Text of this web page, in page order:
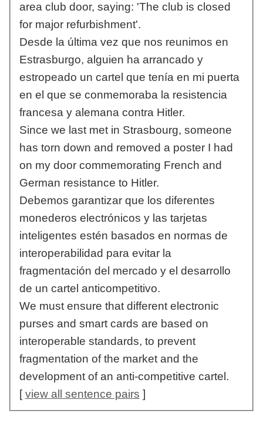
area club door, saying: 'The club is closed
for major refurbishment'.
Desde la última vez que nos reunimos en
Estrasburgo, alguien ha arrancado y
estropeado un cartel que tenía en mi puerta
en el que se conmemoraba la resistencia
francesa y alemana contra Hitler.
Since we last met in Strasbourg, someone
has torn down and removed a poster I had
on my door commemorating French and
German resistance to Hitler.
Debemos garantizar que los diferentes
monederos electrónicos y las tarjetas
inteligentes estén basados en normas de
interoperabilidad para evitar la
fragmentación del mercado y el desarrollo
de un cartel anticompetitivo.
We must ensure that different electronic
purses and smart cards are based on
interoperable standards, to prevent
fragmentation of the market and the
development of an anti-competitive cartel.
[view all sentence pairs ]